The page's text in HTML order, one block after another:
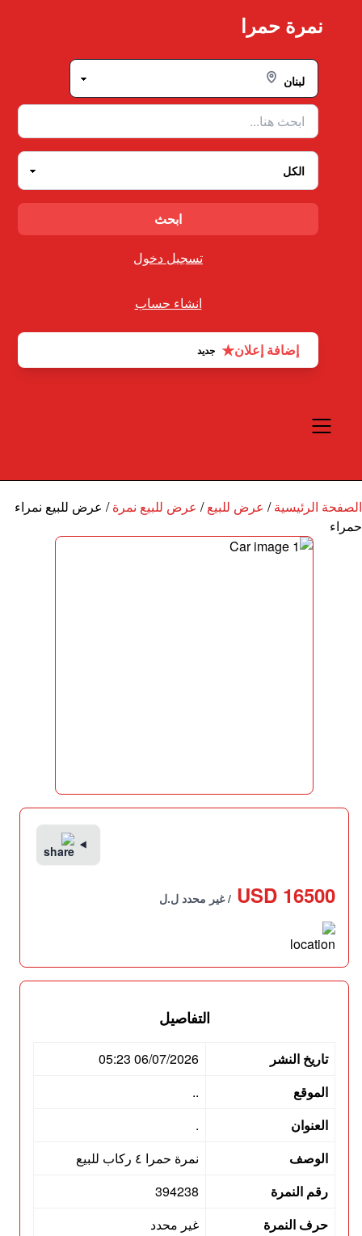
نمرة حمرا
تسجيل دخول
انشاء حساب
إضافة إعلان★ جديد
الصفحة الرئيسية/ عرض للبيع/ عرض للبيع نمرة/ عرض للبيع نمراء
حمراء
16500 USD / غير محدد ل.ل
التفاصيل
تاريخ النشر
06/07/2026 05:23
الموقع
..
العنوان
.
الوصف
نمرة حمرا ٤ ركاب للبيع
رقم النمرة
394238
حرف النمرة
غير محدد